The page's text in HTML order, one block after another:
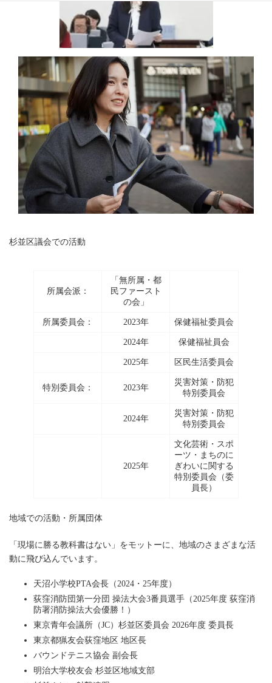
杉並区議会での活動
所属会派：
「無所属・都
民ファースト
の会」
所属委員会： 2023年 保健福祉委員会
2024年 保健福祉員会
2025年 区民生活委員会
特別委員会： 2023年
災害対策・防犯
特別委員会
2024年
災害対策・防犯
特別委員会
2025年
文化芸術・スポ
ーツ・まちのに
ぎわいに関する
特別委員会（委
員長）
地域での活動・所属団体
「現場に勝る教科書はない」をモットーに、地域のさまざまな活
動に飛び込んでいます。
天沼小学校PTA会長（2024・25年度）
荻窪消防団第一分団 操法大会3番員選手（2025年度 荻窪消
防署消防操法大会優勝！）
東京青年会議所（JC）杉並区委員会 2026年度 委員長
東京都猟友会荻窪地区 地区長
バウンドテニス協会 副会長
明治大学校友会 杉並区地域支部